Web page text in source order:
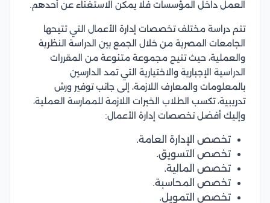
العمل داخل المؤسسات فلا يمكن الاستغناء عن أحدهم.
تتم دراسة مختلف تخصصات إدارة الأعمال التي تتيحها
الجامعات المصرية من خلال الجمع بين الدراسة النظرية
والعملية، حيث تتيح مجموعة متنوعة من المقررات
الدراسية الإجبارية والاختيارية التي تمد الدارسين
بالمعلومات والمعارف اللازمة، إلى جانب توفير ورش
تدريبية، تكسب الطلاب الخبرات اللازمة للممارسة العملية،
وإليك أفضل تخصصات إدارة الأعمال:
تخصص الإدارة العامة.
تخصص التسويق.
تخصص المالية.
تخصص المحاسبة.
تخصص التمويل.